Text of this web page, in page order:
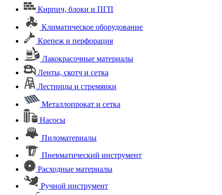
Кирпич, блоки и ПГП
Климатическое оборудование
Крепеж и перфорация
Лакокрасочные материалы
Ленты, скотч и сетка
Лестницы и стремянки
Металлопрокат и сетка
Насосы
Пиломатериалы
Пневматический инструмент
Расходные материалы
Ручной инструмент